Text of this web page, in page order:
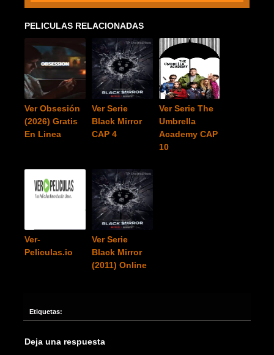
PELICULAS RELACIONADAS
Ver Obsesión
(2026) Gratis
En Linea
Ver Serie
Black Mirror
CAP 4
Ver Serie The
Umbrella
Academy CAP
10
Ver-
Peliculas.io
Ver Serie
Black Mirror
(2011) Online
Etiquetas:
Deja una respuesta